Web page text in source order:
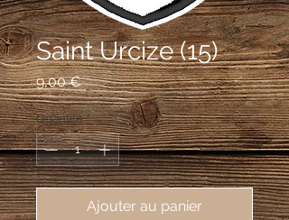
Saint Urcize (15)
9,00 €Prix
Quantité *
Ajouter au panier